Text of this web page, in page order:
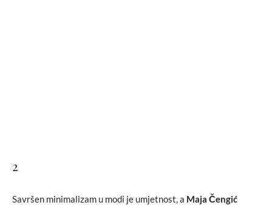
2
Savršen minimalizam u modi je umjetnost, a Maja Čengić